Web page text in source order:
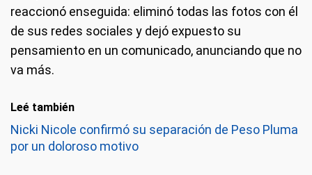
reaccionó enseguida: eliminó todas las fotos con él
de sus redes sociales y dejó expuesto su
pensamiento en un comunicado, anunciando que no
va más.
Leé también
Nicki Nicole confirmó su separación de Peso Pluma
por un doloroso motivo